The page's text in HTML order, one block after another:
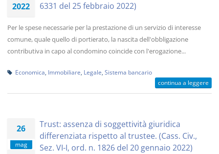
2022
6331 del 25 febbraio 2022)
Per le spese necessarie per la prestazione di un servizio di interesse
comune, quale quello di portierato, la nascita dell'obbligazione
contributiva in capo al condomino coincide con l'erogazione...
Economica Immobiliare Legale Sistema bancario
continua a leggere
26
mag
Trust: assenza di soggettività giuridica
differenziata rispetto al trustee. (Cass. Civ.,
Sez. VI-I, ord. n. 1826 del 20 gennaio 2022)